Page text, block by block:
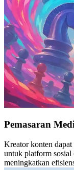
Pemasaran
Kreator konten
untuk platform
meningkatkan